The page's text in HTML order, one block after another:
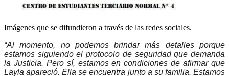
Imágenes que se difundieron a través de las redes sociales.
“Al momento, no podemos brindar más detalles porque
estamos siguiendo el protocolo de seguridad que demanda
la Justicia. Pero sí, estamos en condiciones de afirmar que
Layla apareció. Ella se encuentra junto a su familia. Estamos